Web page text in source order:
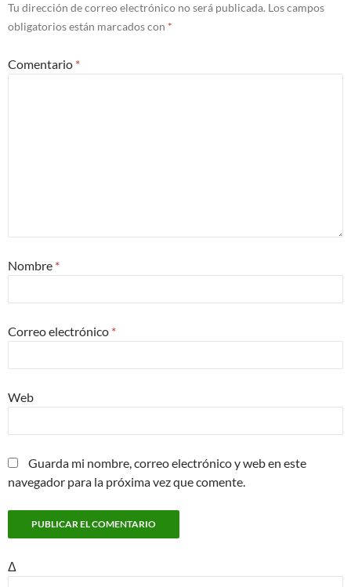
Tu dirección de correo electrónico no será publicada. Los campos
obligatorios están marcados con *
Comentario *
Nombre *
Correo electrónico *
Web
Guarda mi nombre, correo electrónico y web en este
navegador para la próxima vez que comente.
Δ